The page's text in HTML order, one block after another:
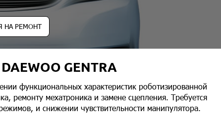
НА РЕМОНТ
GENTRA
функциональных характеристик роботизированной
ремонту мехатроника и замене сцепления. Требуется
и снижении чувствительности манипулятора.